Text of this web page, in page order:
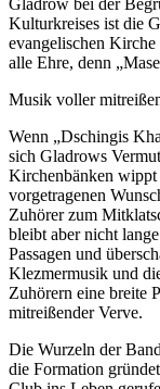
Kulturkreises ist die
evangelischen
alle Ehre, denn
Musik voller
Wenn „Dschingis
sich Gladrows
Kirchenbänken
vorgetragenen
Zuhörer zum
bleibt aber nicht
Passagen und
Klezmermusik und
Zuhörern eine breite
mitreißender Verve.
Die Wurzeln der
die Formation